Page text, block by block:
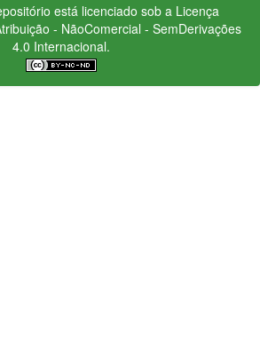
está licenciado sob a Licença
- NãoComercial - SemDerivações
4.0 Internacional.